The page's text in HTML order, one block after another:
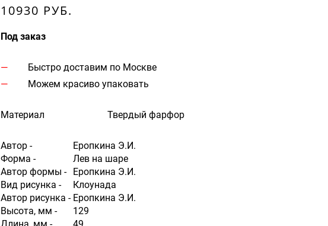
10930 РУБ.
Под заказ
Быстро доставим по Москве
Можем красиво упаковать
Материал Твердый фарфор
Автор -
Еропкина Э.И.
Форма -
Лев на шаре
Автор формы - Еропкина Э.И.
Вид рисунка -
Клоунада
Автор рисунка - Еропкина Э.И.
Высота, мм -
129
Длина, мм -
49